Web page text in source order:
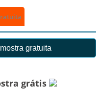
gratuita
grátis